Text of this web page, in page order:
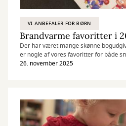
VI ANBEFALER FOR BØRN
Brandvarme favoritter i
Der har været mange skønne
er nogle af vores favoritter for både
26. november 2025